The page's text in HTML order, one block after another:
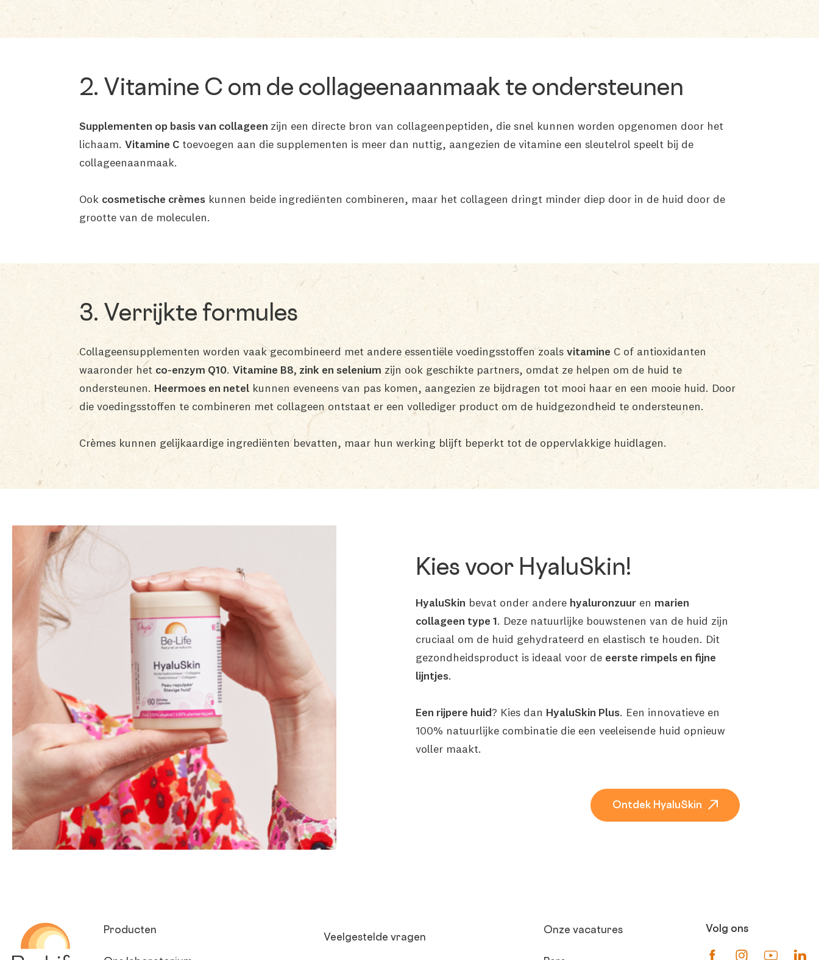
2. Vitamine C om de collageenaanmaak te ondersteunen
Supplementen op basis van collageen zijn een directe bron van collageenpeptiden, die snel kunnen worden opgenomen door het
lichaam.Vitamine C toevoegen aan die supplementen is meer dan nuttig, aangezien de vitamine een sleutelrol speelt bij de
collageenaanmaak.
Ook cosmetische crèmes kunnen beide ingrediënten combineren, maar het collageen dringt minder diep door in de huid door de
grootte van de moleculen.
3. Verrijkte formules
Collageensupplementen worden vaak gecombineerd met andere essentiële voedingsstoffen zoalsvitamine C of antioxidanten
waaronder het co-enzym Q10.Vitamine B8, zink en selenium zijn ook geschikte partners, omdat ze helpen om de huid te
ondersteunen. Heermoes en netel kunnen eveneens van pas komen, aangezien ze bijdragen tot mooi haar en een mooie huid. Door
die voedingsstoffen te combineren met collageen ontstaat er een vollediger product om de huidgezondheid te ondersteunen.
Crèmes kunnen gelijkaardige ingrediënten bevatten, maar hun werking blijft beperkt tot de oppervlakkige huidlagen.
Kies voor HyaluSkin!
HyaluSkin bevat onder andere hyaluronzuuren marien
collageen type 1. Deze natuurlijke bouwstenen van de huid zijn
cruciaal om de huid gehydrateerd en elastisch te houden. Dit
gezondheidsproduct is ideaal voor de eerste rimpels en fijne
lijntjes.
Een rijpere huid? Kies dan HyaluSkin Plus. Een innovatieve en
100% natuurlijke combinatie die een veeleisende huid opnieuw
voller maakt.
Ontdek HyaluSkin
Be-LifeProducten
Veelgestelde vragen
Onze vacatures Volg ons
Suivez-nous sur
Suivez-nous
Suivez-